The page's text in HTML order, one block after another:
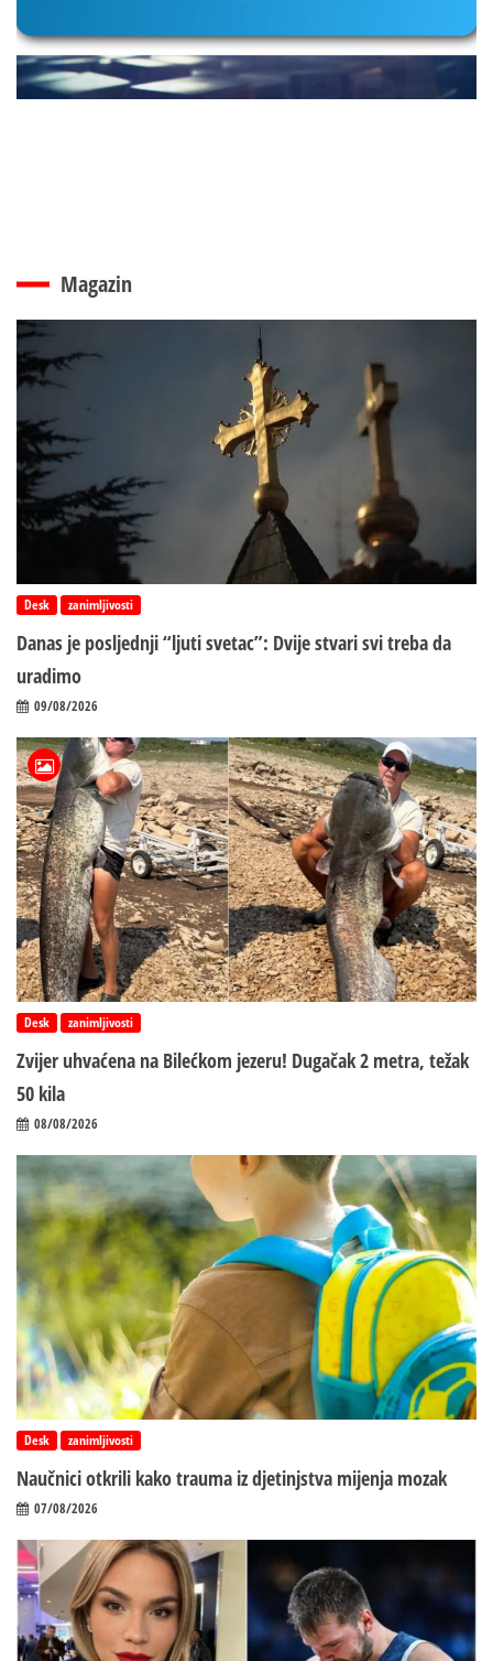
Magazin
Desk zanimljivosti
Danas je posljednji “ljuti svetac”: Dvije stvari svi treba da
uradimo
09/08/2026
Desk zanimljivosti
Zvijer uhvaćena na Bilećkom jezeru! Dugačak 2 metra, težak
50 kila
08/08/2026
Desk zanimljivosti
Naučnici otkrili kako trauma iz d‌jetinjstva mijenja mozak
07/08/2026